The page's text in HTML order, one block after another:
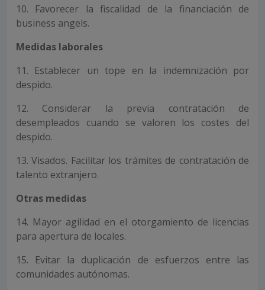
10. Favorecer la fiscalidad de la financiación de
business angels.
Medidas laborales
11. Establecer un tope en la indemnización por
despido.
12. Considerar la previa contratación de
desempleados cuando se valoren los costes del
despido.
13. Visados. Facilitar los trámites de contratación de
talento extranjero.
Otras medidas
14. Mayor agilidad en el otorgamiento de licencias
para apertura de locales.
15. Evitar la duplicación de esfuerzos entre las
comunidades autónomas.